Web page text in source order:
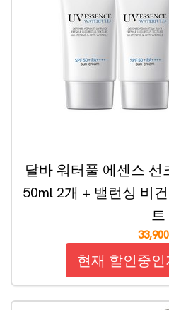
달바 워터풀 에센스 선
50ml 2개 + 밸런싱 비
트
현재 할인중